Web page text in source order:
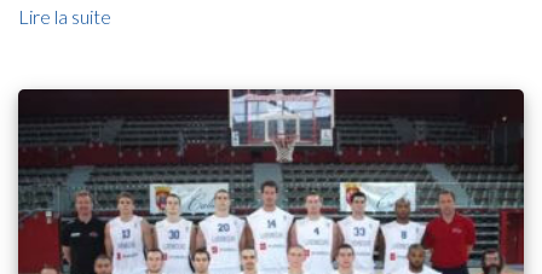
Lire la suite